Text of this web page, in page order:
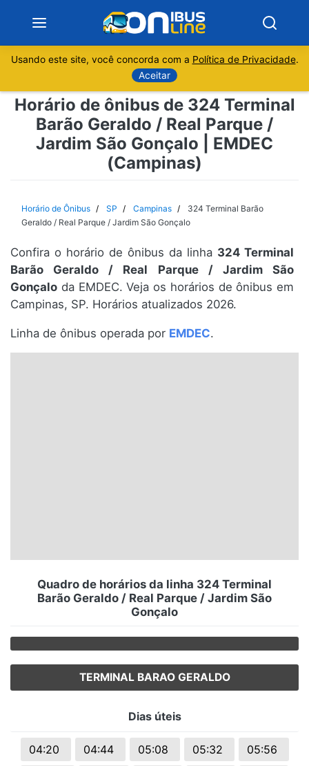
Sobre
Minas Gerais
Rio de Janeiro
Espírito Santo
Paraná
Usando este site, você concorda com a Política de Privacidade.
Aceitar
Horário de ônibus de 324 Terminal
Barão Geraldo / Real Parque /
Jardim São Gonçalo | EMDEC
(Campinas)
Horário de Ônibus SP Campinas
324 Terminal Barão
Geraldo / Real Parque / Jardim São Gonçalo
Confira o horário de ônibus da linha 324 Terminal
Barão Geraldo / Real Parque / Jardim São
Gonçalo da EMDEC. Veja os horários de ônibus em
Campinas, SP. Horários atualizados 2026.
Linha de ônibus operada por EMDEC.
Quadro de horários da linha 324 Terminal
Barão Geraldo / Real Parque / Jardim São
Gonçalo
TERMINAL BARAO GERALDO
Dias úteis
04:20 04:44 05:08 05:32
05:56